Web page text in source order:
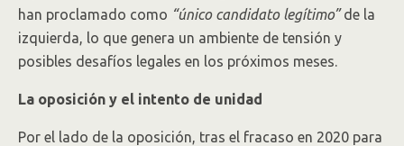
han proclamado como “único candidato legítimo”de la
izquierda, lo que genera un ambiente de tensión y
posibles desafíos legales en los próximos meses.
La oposición y el intento de unidad
Por el lado de la oposición, tras el fracaso en 2020 para